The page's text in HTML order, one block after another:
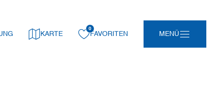
KARTE FAVORITEN
gemerkt:
0
MENÜ